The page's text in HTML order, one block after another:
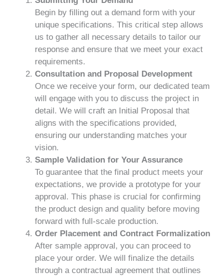
Begin by filling out a demand form with your
unique specifications. This critical step allows
us to gather all necessary details to tailor our
response and ensure that we meet your exact
requirements.
Consultation and Proposal Development
Once we receive your form, our dedicated team
will engage with you to discuss the project in
detail. We will craft an Initial Proposal that
aligns with the specifications provided,
ensuring our understanding matches your
vision.
Sample Validation for Your Assurance
To guarantee that the final product meets your
expectations, we provide a prototype for your
approval. This phase is crucial for confirming
the product design and quality before moving
forward with full-scale production.
Order Placement and Contract Formalization
After sample approval, you can proceed to
place your order. We will finalize the details
through a contractual agreement that outlines